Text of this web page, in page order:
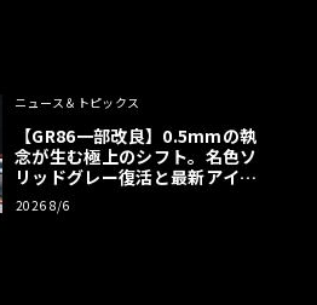
ニュース＆トピックス
【GR86一部改良】0.5mmの執
念が生む極上のシフト。名色ソ
リッドグレー復活と最新アイサ
イトでFRの極みへ
2026 8/6